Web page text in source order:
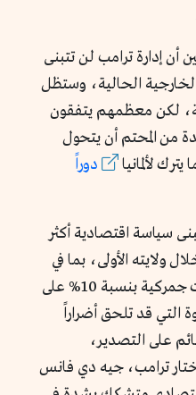
أن إدارة ترامب لن تتبنى
الحالية، وستظل
لكن معظمهم يتفقون
من المحتم أن يتحول
لألمانيا
دوراً
سياسة اقتصادية أكثر
ولايته الأولى، بما في
ذلك التهديد بفرض تعريفات جمركية بنسبة 10% على
التي قد تلحق أضراراً
على التصدير،
ترامب، جيه دي فانس